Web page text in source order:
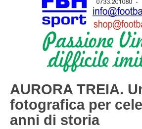
3^ CATEGORIA
GIOVANILI
AURORA TREIA.
fotografica per
anni di storia